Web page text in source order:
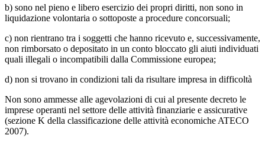
b) sono nel pieno e libero esercizio dei propri diritti, non sono in
liquidazione volontaria o sottoposte a procedure concorsuali;
c) non rientrano tra i soggetti che hanno ricevuto e, successivamente,
non rimborsato o depositato in un conto bloccato gli aiuti individuati
quali illegali o incompatibili dalla Commissione europea;
d) non si trovano in condizioni tali da risultare impresa in difficoltà
Non sono ammesse alle agevolazioni di cui al presente decreto le
imprese operanti nel settore delle attività finanziarie e assicurative
(sezione K della classificazione delle attività economiche ATECO
2007).